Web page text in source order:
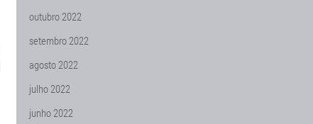
outubro 2022
setembro 2022
agosto 2022
julho 2022
junho 2022